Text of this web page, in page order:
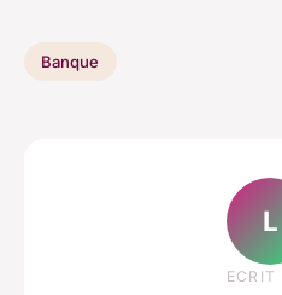
Banque
L
ECRIT